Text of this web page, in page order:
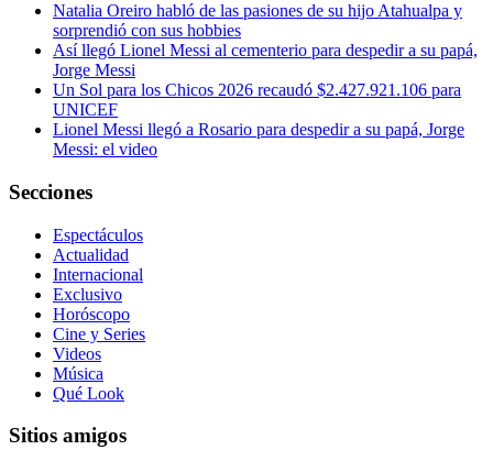
Natalia Oreiro habló de las pasiones de su hijo Atahualpa y
sorprendió con sus hobbies
Así llegó Lionel Messi al cementerio para despedir a su papá,
Jorge Messi
Un Sol para los Chicos 2026 recaudó $2.427.921.106 para
UNICEF
Lionel Messi llegó a Rosario para despedir a su papá, Jorge
Messi: el video
Secciones
Espectáculos
Actualidad
Internacional
Exclusivo
Horóscopo
Cine y Series
Videos
Música
Qué Look
Sitios amigos